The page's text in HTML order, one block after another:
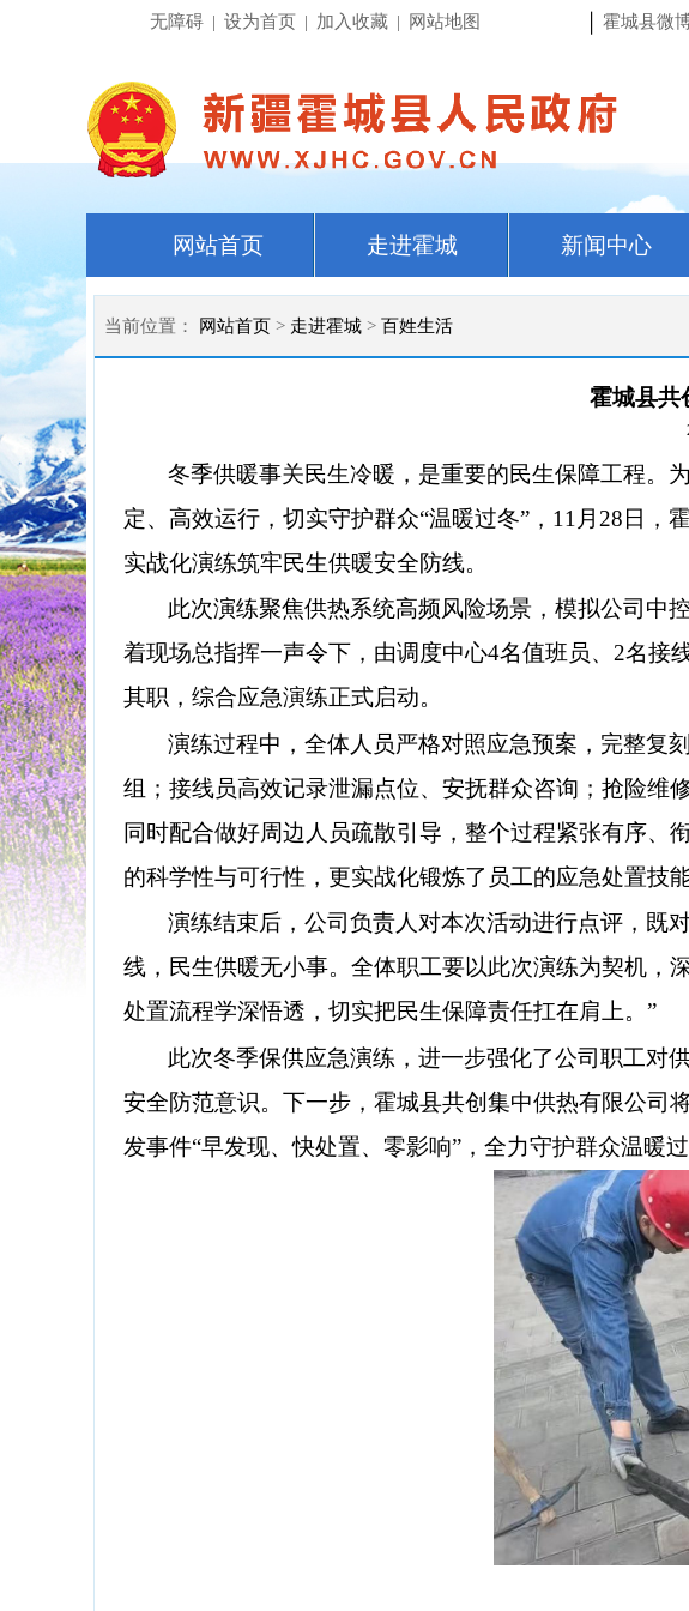
无障碍 | 设为首页 | 加入收藏 | 网站地图 霍城县微
网站首页 走进霍城 新闻中心
当前位置： 网站首页 > 走进霍城 > 百姓生活
霍城县共
冬季供暖事关民生冷暖，是重要的民生保障工程。
定、高效运行，切实守护群众“温暖过冬”，11月28日，
实战化演练筑牢民生供暖安全防线。​
此次演练聚焦供热系统高频风险场景，模拟公司中
着现场总指挥一声令下，由调度中心4名值班员、2名接
其职，综合应急演练正式启动。​
演练过程中，全体人员严格对照应急预案，完整复
组；接线员高效记录泄漏点位、安抚群众咨询；抢险维
同时配合做好周边人员疏散引导，整个过程紧张有序、
的科学性与可行性，更实战化锻炼了员工的应急处置技
演练结束后，公司负责人对本次活动进行点评，既
线，民生供暖无小事。全体职工要以此次演练为契机，
处置流程学深悟透，切实把民生保障责任扛在肩上。”​
此次冬季保供应急演练，进一步强化了公司职工对
安全防范意识。下一步，霍城县共创集中供热有限公司
发事件“早发现、快处置、零影响”，全力守护群众温暖过